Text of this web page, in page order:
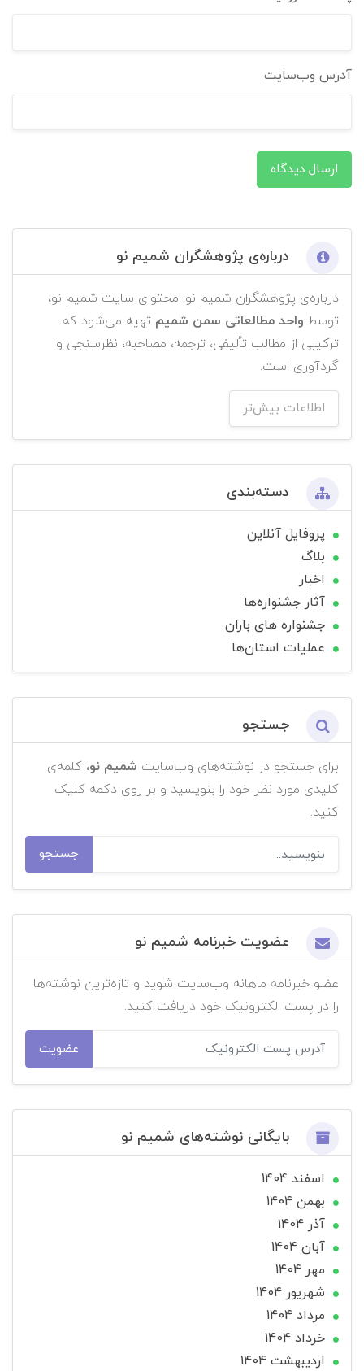
آدرس وب‌سایت
ارسال دیدگاه
درباره‌ی پژوهشگران شمیم نو
درباره‌ی پژوهشگران شمیم نو: محتوای سایت شمیم نو،
توسط واحد مطالعاتی سمن شمیم تهیه می‌شود که
ترکیبی از مطالب تألیفی، ترجمه، مصاحبه، نظرسنجی و
گردآوری است.
اطلاعات بیش‌تر
دسته‌بندی
پروفایل آنلاین
بلاگ
اخبار
آثار جشنواره‌ها
جشنواره های باران
عملیات استان‌ها
جستجو
برای جستجو در نوشته‌های وب‌سایت شمیم نو، کلمه‌ی
کلیدی مورد نظر خود را بنویسید و بر روی دکمه کلیک
کنید.
جستجو
عضویت خبرنامه شمیم نو
عضو خبرنامه ماهانه وب‌سایت شوید و تازه‌ترین نوشته‌ها
را در پست الکترونیک خود دریافت کنید.
عضویت
بایگانی نوشته‌های شمیم نو
اسفند 1404
بهمن 1404
آذر 1404
آبان 1404
مهر 1404
شهریور 1404
مرداد 1404
خرداد 1404
ارديبهشت 1404